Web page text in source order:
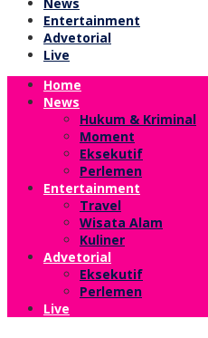
Entertainment
Advetorial
Live
Home
News
Hukum & Kriminal
Moment
Eksekutif
Perlemen
Entertainment
Travel
Wisata Alam
Kuliner
Advetorial
Eksekutif
Perlemen
Live